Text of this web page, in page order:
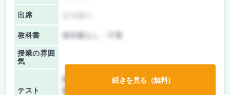
出席
教科書 教科書なし・不要
授業の雰囲
気
テスト
前期/中間：
テスト・レポート両方なし
後期/期末：
続きを見る（無料）